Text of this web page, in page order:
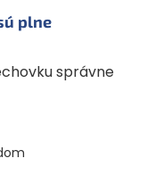
plne
správne